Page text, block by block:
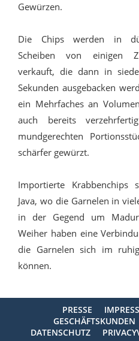
Gewürzen.
Die Chips werden in
Scheiben von einigen
verkauft, die dann in
Sekunden ausgebacken
ein Mehrfaches an
auch bereits
mundgerechten
schärfer gewürzt.
Importierte Krabbenchips
Java, wo die Garnelen in
in der Gegend um
Weiher haben eine
die Garnelen sich im
können.
PRESSE
GESCHÄFTSKUNDEN
DATENSCHUTZ